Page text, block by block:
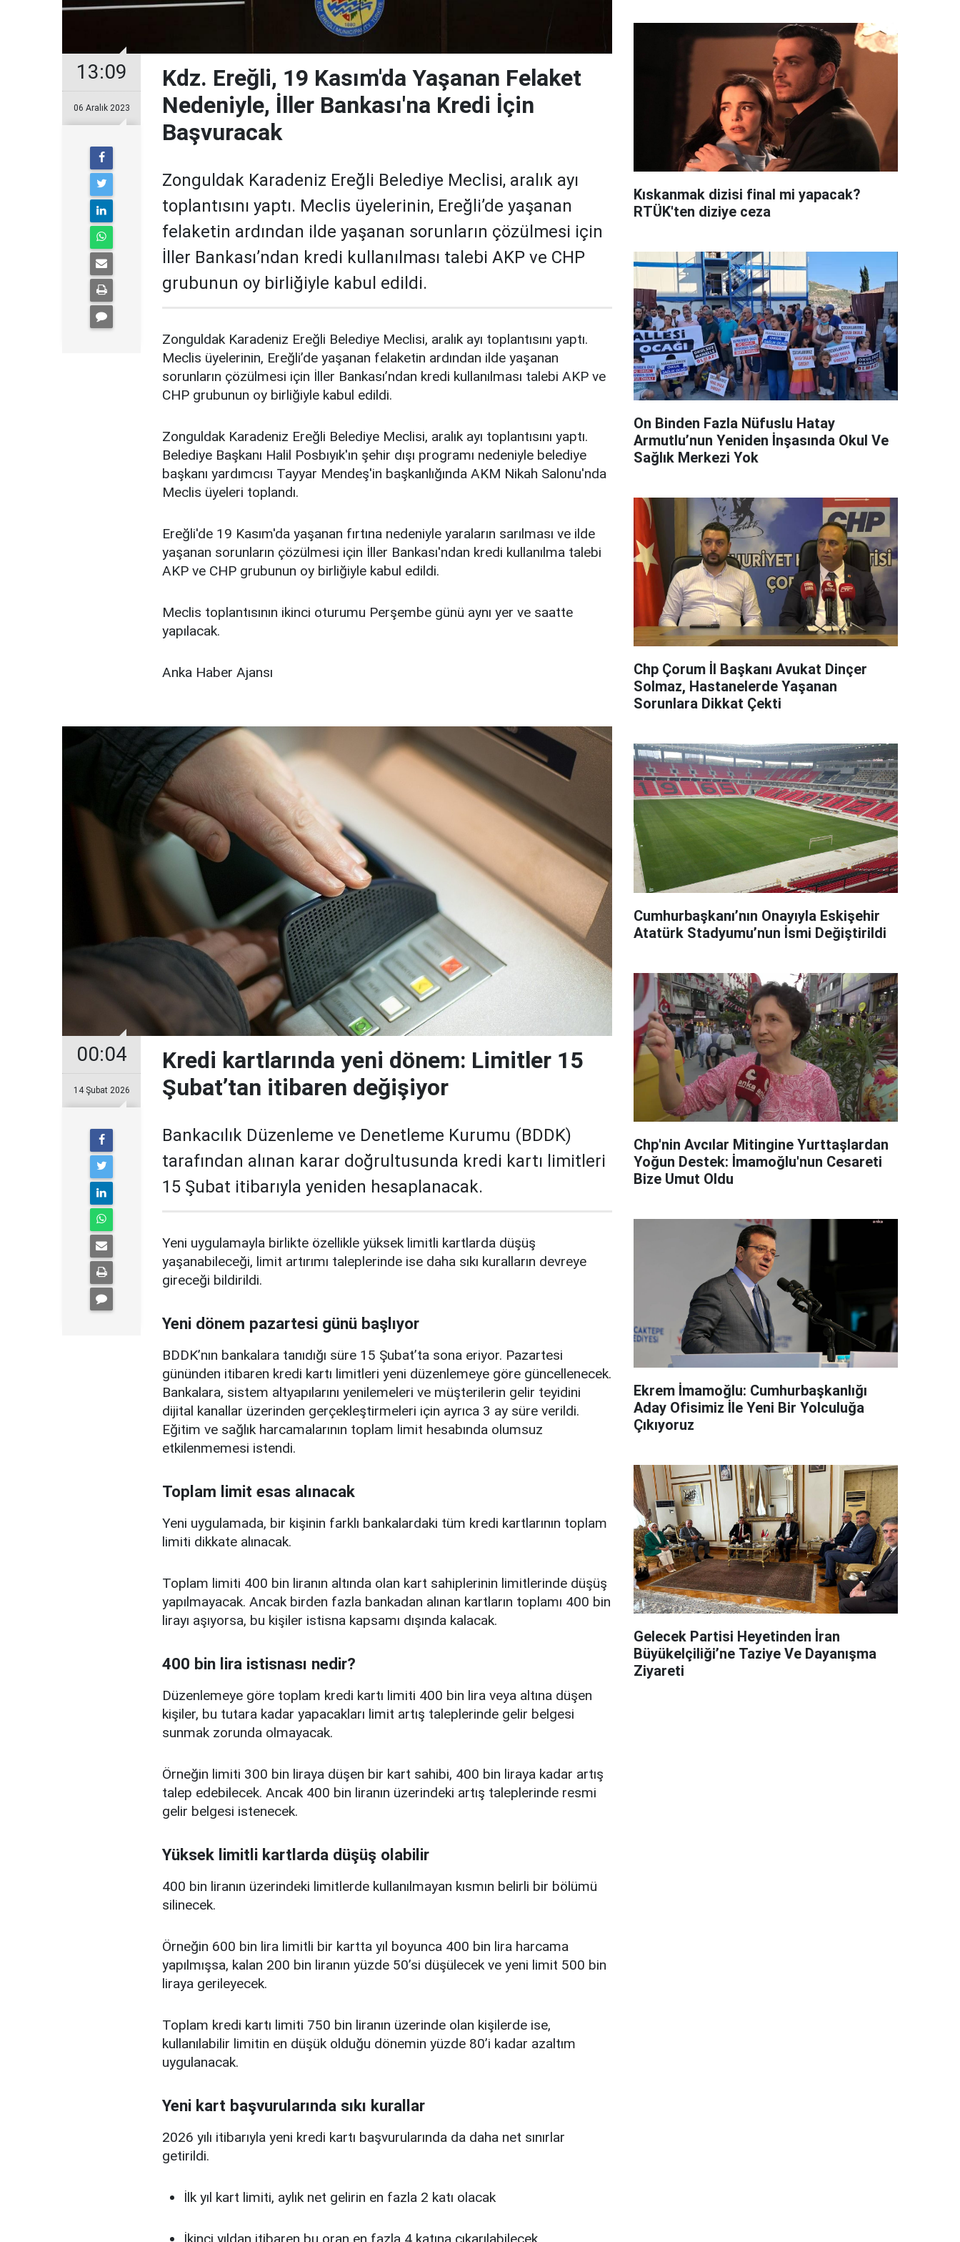
13:09
06 Aralık 2023
Kdz. Ereğli, 19 Kasım'da Yaşanan Felaket
Nedeniyle, İller Bankası'na Kredi İçin
Başvuracak
Zonguldak Karadeniz Ereğli Belediye Meclisi, aralık ayı
toplantısını yaptı. Meclis üyelerinin, Ereğli’de yaşanan
felaketin ardından ilde yaşanan sorunların çözülmesi için
İller Bankası’ndan kredi kullanılması talebi AKP ve CHP
grubunun oy birliğiyle kabul edildi.
Zonguldak Karadeniz Ereğli Belediye Meclisi, aralık ayı toplantısını yaptı.
Meclis üyelerinin, Ereğli’de yaşanan felaketin ardından ilde yaşanan
sorunların çözülmesi için İller Bankası’ndan kredi kullanılması talebi AKP ve
CHP grubunun oy birliğiyle kabul edildi.
Zonguldak Karadeniz Ereğli Belediye Meclisi, aralık ayı toplantısını yaptı.
Belediye Başkanı Halil Posbıyık'ın şehir dışı programı nedeniyle belediye
başkanı yardımcısı Tayyar Mendeş'in başkanlığında AKM Nikah Salonu'nda
Meclis üyeleri toplandı.
Ereğli'de 19 Kasım'da yaşanan fırtına nedeniyle yaraların sarılması ve ilde
yaşanan sorunların çözülmesi için İller Bankası'ndan kredi kullanılma talebi
AKP ve CHP grubunun oy birliğiyle kabul edildi.
Meclis toplantısının ikinci oturumu Perşembe günü aynı yer ve saatte
yapılacak.
Anka Haber Ajansı
00:04
14 Şubat 2026
Kredi kartlarında yeni dönem: Limitler 15
Şubat’tan itibaren değişiyor
Bankacılık Düzenleme ve Denetleme Kurumu (BDDK)
tarafından alınan karar doğrultusunda kredi kartı limitleri
15 Şubat itibarıyla yeniden hesaplanacak.
Yeni uygulamayla birlikte özellikle yüksek limitli kartlarda düşüş
yaşanabileceği, limit artırımı taleplerinde ise daha sıkı kuralların devreye
gireceği bildirildi.
Yeni dönem pazartesi günü başlıyor
BDDK’nın bankalara tanıdığı süre 15 Şubat’ta sona eriyor. Pazartesi
gününden itibaren kredi kartı limitleri yeni düzenlemeye göre güncellenecek.
Bankalara, sistem altyapılarını yenilemeleri ve müşterilerin gelir teyidini
dijital kanallar üzerinden gerçekleştirmeleri için ayrıca 3 ay süre verildi.
Eğitim ve sağlık harcamalarının toplam limit hesabında olumsuz
etkilenmemesi istendi.
Toplam limit esas alınacak
Yeni uygulamada, bir kişinin farklı bankalardaki tüm kredi kartlarının toplam
limiti dikkate alınacak.
Toplam limiti 400 bin liranın altında olan kart sahiplerinin limitlerinde düşüş
yapılmayacak. Ancak birden fazla bankadan alınan kartların toplamı 400 bin
lirayı aşıyorsa, bu kişiler istisna kapsamı dışında kalacak.
400 bin lira istisnası nedir?
Düzenlemeye göre toplam kredi kartı limiti 400 bin lira veya altına düşen
kişiler, bu tutara kadar yapacakları limit artış taleplerinde gelir belgesi
sunmak zorunda olmayacak.
Örneğin limiti 300 bin liraya düşen bir kart sahibi, 400 bin liraya kadar artış
talep edebilecek. Ancak 400 bin liranın üzerindeki artış taleplerinde resmi
gelir belgesi istenecek.
Yüksek limitli kartlarda düşüş olabilir
400 bin liranın üzerindeki limitlerde kullanılmayan kısmın belirli bir bölümü
silinecek.
Örneğin 600 bin lira limitli bir kartta yıl boyunca 400 bin lira harcama
yapılmışsa, kalan 200 bin liranın yüzde 50’si düşülecek ve yeni limit 500 bin
liraya gerileyecek.
Toplam kredi kartı limiti 750 bin liranın üzerinde olan kişilerde ise,
kullanılabilir limitin en düşük olduğu dönemin yüzde 80’i kadar azaltım
uygulanacak.
Yeni kart başvurularında sıkı kurallar
2026 yılı itibarıyla yeni kredi kartı başvurularında da daha net sınırlar
getirildi.
İlk yıl kart limiti, aylık net gelirin en fazla 2 katı olacak
Kıskanmak dizisi final mi yapacak?
RTÜK'ten diziye ceza
On Binden Fazla Nüfuslu Hatay
Armutlu’nun Yeniden İnşasında Okul Ve
Sağlık Merkezi Yok
Chp Çorum İl Başkanı Avukat Dinçer
Solmaz, Hastanelerde Yaşanan
Sorunlara Dikkat Çekti
Cumhurbaşkanı’nın Onayıyla Eskişehir
Atatürk Stadyumu’nun İsmi Değiştirildi
Chp'nin Avcılar Mitingine Yurttaşlardan
Yoğun Destek: İmamoğlu'nun Cesareti
Bize Umut Oldu
Ekrem İmamoğlu: Cumhurbaşkanlığı
Aday Ofisimiz İle Yeni Bir Yolculuğa
Çıkıyoruz
Gelecek Partisi Heyetinden İran
Büyükelçiliği’ne Taziye Ve Dayanışma
Ziyareti